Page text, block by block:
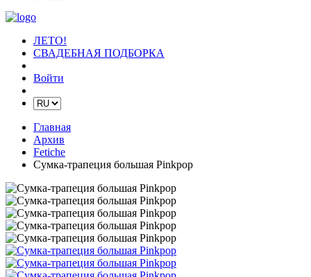
ЛЕТО!
СВАДЕБНАЯ ПОДБОРКА
Войти
Главная
Архив
Fetiche
Сумка-трапеция большая Pinkpop